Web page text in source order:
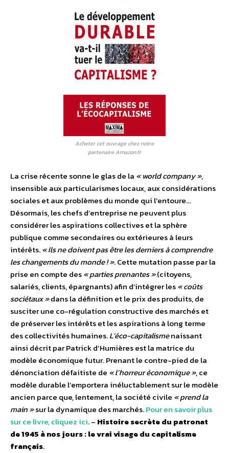
Acheter cet ouvrage chez notre
partenaire Amazon.fr
La crise récente sonne le glas de la « world company »,
insensible aux particularismes locaux, aux considérations
sociales et aux problèmes du monde qui l’entoure…
Désormais, les chefs d’entreprise ne peuvent plus
considérer les aspirations collectives et la sphère
publique comme secondaires ou extérieures à leurs
intérêts.« Ils ne doivent pas être les derniers à comprendre
les changements du monde ! ». Cette mutation passe par la
prise en compte des« parties prenantes »(citoyens,
salariés, clients, épargnants) afin d’intégrer les« coûts
sociétaux »dans la définition et le prix des produits, de
susciter une co-régulation constructive des marchés et
de préserver les intérêts et les aspirations à long terme
des collectivités humaines.L’éco-capitalismenaissant
ainsi décrit par Patrick d’Humières est la matrice du
modèle économique futur. Prenant le contre-pied de la
dénonciation défaitiste de « l’horreur économique », ce
modèle durable l’emportera inéluctablement sur le modèle
ancien parce que, lentement, la société civile « prend la
main »sur la dynamique des marchés.Pour en savoir plus
sur ce livre, cliquez ici. – Histoire secrète du patronat
de 1945 à nos jours : le vrai visage du capitalisme
français.